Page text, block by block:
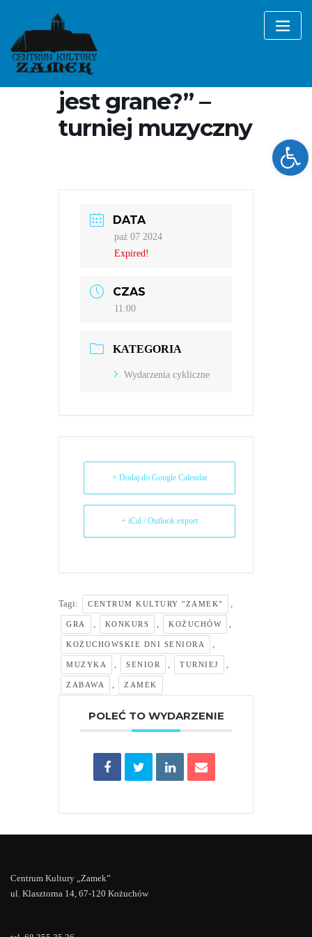
content
Kożuchowskie
Dni Seniora – „Co
jest grane?” –
turniej muzyczny
DATA
paź 07 2024
Expired!
CZAS
11:00
KATEGORIA
Wydarzenia cykliczne
+ Dodaj do Google Calendar
+ iCal / Outlook export
Tagi: CENTRUM KULTURY "ZAMEK" ,
GRA , KONKURS , KOŻUCHÓW ,
KOŻUCHOWSKIE DNI SENIORA ,
MUZYKA , SENIOR , TURNIEJ ,
ZABAWA , ZAMEK
POLEĆ TO WYDARZENIE
Centrum Kultury „Zamek”
ul. Klasztorna 14, 67-120 Kożuchów